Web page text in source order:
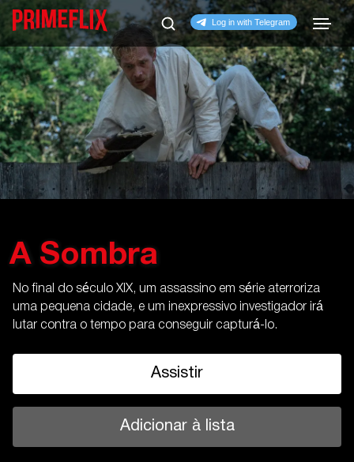
A Sombra
No final do século XIX, um assassino em série aterroriza
uma pequena cidade, e um inexpressivo investigador irá
lutar contra o tempo para conseguir capturá-lo.
Assistir
Adicionar à lista